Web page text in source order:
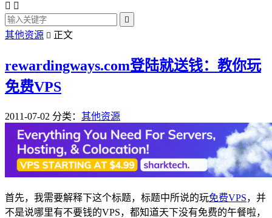
 

其他资源  正文
rewardingways.com登陆就送钱：教你玩
免费VPS
2011-07-02 分类： 其他资源
首先，我需要解释下这个标题，标题中所说的玩免费VPS，并
不是说哪里有不要钱的VPS，都知道天下没有免费的午餐啦，